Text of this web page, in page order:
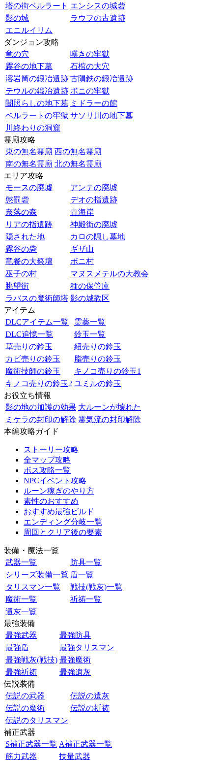
塔の街ベルラート エンシスの城砦
影の城
ラウフの古遺跡
エニルイリム
ダンジョン攻略
竜の穴
嘆きの牢獄
霧谷の地下墓
石棺の大穴
溶岩筒の鍛冶遺跡 古隕鉄の鍛冶遺跡
テウルの鍛冶遺跡 ボニの牢獄
闇照らしの地下墓 ミドラーの館
ベルラートの牢獄 サソリ川の地下墓
川終わりの洞窟
霊廟攻略
東の無名霊廟 西の無名霊廟
南の無名霊廟 北の無名霊廟
エリア攻略
モースの廃墟
アンテの廃墟
懲罰砦
デオの指遺跡
奈落の森
青海岸
リアの指遺跡
神殿街の廃墟
隠された地
カロの隠し墓地
霧谷の砦
ギザ山
竜餐の大祭壇
ボニ村
巫子の村
マヌスメテルの大教会
眺望街
種の保管庫
ラバスの魔術師塔 影の城教区
アイテム
DLCアイテム一覧
霊薬一覧
DLC追憶一覧
鈴玉一覧
草売りの鈴玉
紐売りの鈴玉
カビ売りの鈴玉
脂売りの鈴玉
魔術技師の鈴玉
キノコ売りの鈴玉1
キノコ売りの鈴玉2 ユミルの鈴玉
お役立ち情報
影の地の加護の効果 大ルーンが壊れた
ミケラの封印の解除 霊気流の封印解除
本編攻略ガイド
ストーリー攻略
全マップ攻略
ボス攻略一覧
NPCイベント攻略
ルーン稼ぎのやり方
素性のおすすめ
おすすめ最強ビルド
エンディング分岐一覧
周回とクリア後の要素
装備・魔法一覧
武器一覧
防具一覧
シリーズ装備一覧 盾一覧
タリスマン一覧
戦技(戦灰)一覧
魔術一覧
祈祷一覧
遺灰一覧
最強装備
最強武器
最強防具
最強盾
最強タリスマン
最強戦灰(戦技) 最強魔術
最強祈祷
最強遺灰
伝説装備
伝説の武器
伝説の遺灰
伝説の魔術
伝説の祈祷
伝説のタリスマン
補正武器
S補正武器一覧 A補正武器一覧
筋力武器
技量武器